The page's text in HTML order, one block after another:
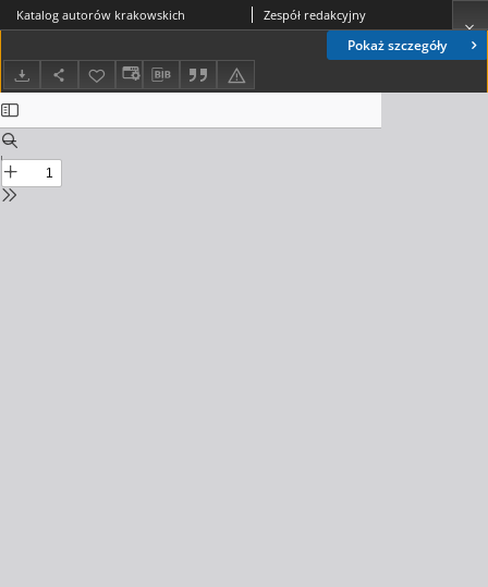
Pokaż szczegóły
Katalog autorów krakowskich Zespół redakcyjny